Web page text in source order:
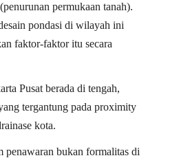
permukaan tanah).
pondasi di wilayah ini
faktor-faktor itu secara
Pusat berada di tengah,
tergantung pada proximity
kota.
penawaran bukan formalitas di